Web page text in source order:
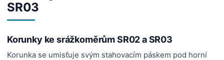
SR03
Korunky ke srážkoměrům SR02 a SR03
Korunka se umisťuje svým stahovacím páskem pod horní